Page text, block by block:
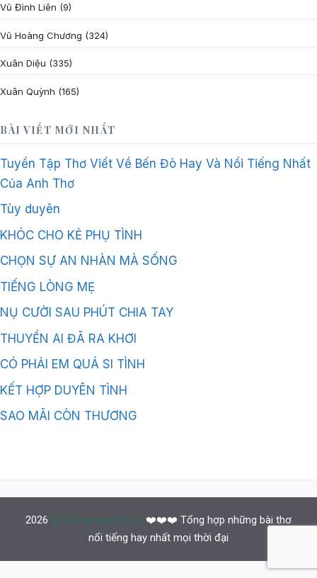
Vũ Đình Liên (9)
Vũ Hoàng Chương (324)
Xuân Diệu (335)
Xuân Quỳnh (165)
BÀI VIẾT MỚI NHẤT
Tuyển Tập Thơ Viết Về Bến Đò Hay Và Nổi Tiếng Nhất
Của Anh Thơ
Tùy duyên
KHÓC CHO KẺ PHỤ TÌNH
CHỌN SỰ AN NHÀN MÀ SỐNG
TIẾNG LÒNG MẸ
NỤ CƯỜI SAU PHÚT CHIA TAY
THUYỀN AI ĐÃ RA KHƠI
CÓ PHẢI EM QUÁ SI TÌNH
KẾT HỢP DUYÊN TÌNH
SAO MÃI CÒN THƯƠNG
2026 © phongnguyet.info ❤️❤️❤️ Tổng hợp những bài thơ
nổi tiếng hay nhất mọi thời đại